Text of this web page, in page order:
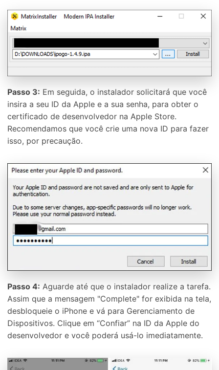
Passo 3: Em seguida, o instalador solicitará que você
insira a seu ID da Apple e a sua senha, para obter o
certificado de desenvolvedor na Apple Store.
Recomendamos que você crie uma nova ID para fazer
isso, por precaução.
Passo 4: Aguarde até que o instalador realize a tarefa.
Assim que a mensagem "Complete" for exibida na tela,
desbloqueie o iPhone e vá para Gerenciamento de
Dispositivos. Clique em “Confiar” na ID da Apple do
desenvolvedor e você poderá usá-lo imediatamente.